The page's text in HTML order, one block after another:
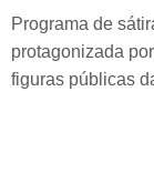
Programa de
protagonizada
figuras públicas